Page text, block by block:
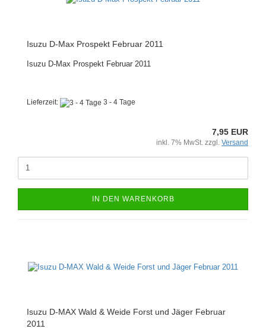
Isuzu D-Max Prospekt Februar 2011
Isuzu D-Max Prospekt Februar 2011
Lieferzeit: 3 - 4 Tage
7,95 EUR
inkl. 7% MwSt. zzgl. Versand
IN DEN WARENKORB
Isuzu D-MAX Wald & Weide Forst und Jäger Februar
2011